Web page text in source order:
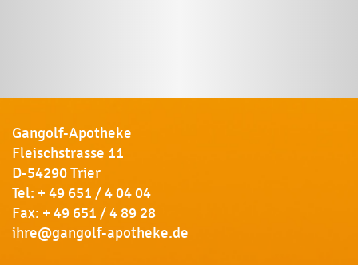
Gangolf-Apotheke
Fleischstrasse 11
D-54290 Trier
Tel: + 49 651 / 4 04 04
Fax: + 49 651 / 4 89 28
ihre@gangolf-apotheke.de